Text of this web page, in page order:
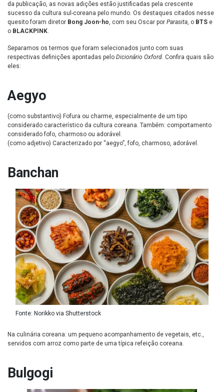
da publicação, as novas adições estão justificadas pela crescente
sucesso da cultura sul-coreana pelo mundo. Os destaques citados nesse
quesito foram diretor Bong Joon-ho, com seu Oscar por Parasita, o BTS e
o BLACKPINK.
Separamos os termos que foram selecionados junto com suas
respectivas definições apontadas pelo Dicionário Oxford. Confira quais são
eles:
Aegyo
(como substantivo) Fofura ou charme, especialmente de um tipo
considerado característico da cultura coreana. Também: comportamento
considerado fofo, charmoso ou adorável.
(como adjetivo) Caracterizado por “aegyo”, fofo, charmoso, adorável.
Banchan
Fonte: Norikko via Shutterstock
Na culinária coreana: um pequeno acompanhamento de vegetais, etc.,
servidos com arroz como parte de uma típica refeição coreana.
Bulgogi